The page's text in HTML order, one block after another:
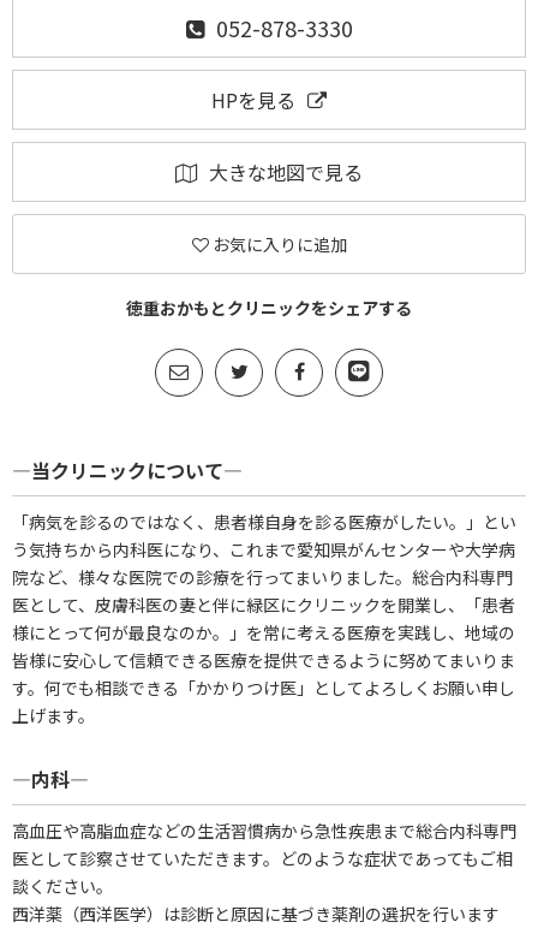
052-878-3330
HPを見る
大きな地図で見る
お気に入りに追加
徳重おかもとクリニックをシェアする
―当クリニックについて―
「病気を診るのではなく、患者様自身を診る医療がしたい。」とい
う気持ちから内科医になり、これまで愛知県がんセンターや大学病
院など、様々な医院での診療を行ってまいりました。総合内科専門
医として、皮膚科医の妻と伴に緑区にクリニックを開業し、「患者
様にとって何が最良なのか。」を常に考える医療を実践し、地域の
皆様に安心して信頼できる医療を提供できるように努めてまいりま
す。何でも相談できる「かかりつけ医」としてよろしくお願い申し
上げます。
―内科―
高血圧や高脂血症などの生活習慣病から急性疾患まで総合内科専門
医として診察させていただきます。どのような症状であってもご相
談ください。
西洋薬（西洋医学）は診断と原因に基づき薬剤の選択を行います